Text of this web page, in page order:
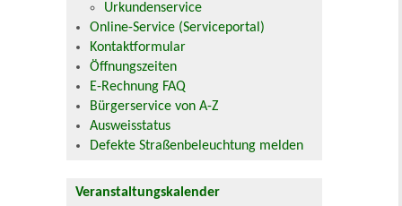
Urkundenservice
Online-Service (Serviceportal)
Kontaktformular
Öffnungszeiten
E-Rechnung FAQ
Bürgerservice von A-Z
Ausweisstatus
Defekte Straßenbeleuchtung melden
Veranstaltungskalender